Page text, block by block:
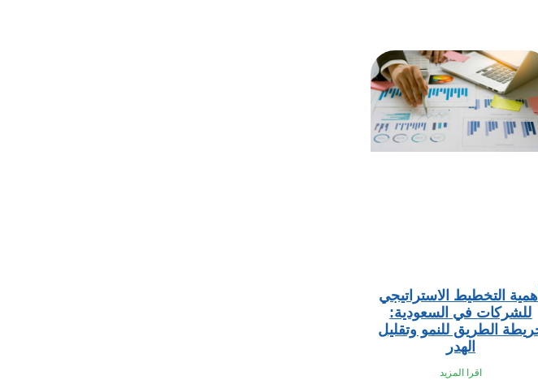
أهمية التخطيط الاستراتيجي
للشركات في السعودية:
الطريق للنمو وتقليل
الهدر
اقرا المزيد